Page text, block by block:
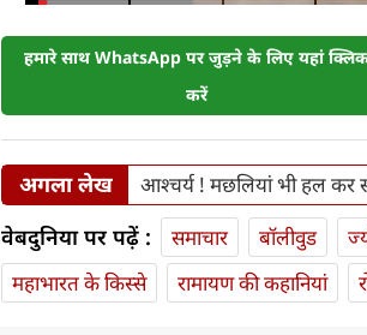
हमारे साथ WhatsApp पर जुड़ने के लिए यहां
करें
अगला लेख आश्चर्य ! मछलियां भी हल कर
वेबदुनिया पर पढ़ें : समाचार बॉलीवुड
महाभारत के किस्से
रामायण की कहानियां